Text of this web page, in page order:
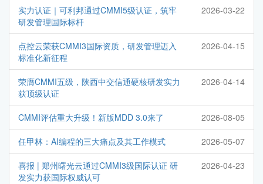
实力认证｜可利邦通过CMMI5级认证，筑牢
研发管理国际标杆
2026-03-22
点控云荣获CMMI3国际资质，研发管理迈入
标准化新征程
2026-04-15
荣膺CMMI五级，陕西中交信通硬核研发实力
获顶级认证
2026-04-14
CMMI评估重大升级！新版MDD 3.0来了 2026-08-05
任甲林：AI编程的三大痛点及其工作模式 2026-05-07
喜报 | 郑州曙光云通过CMMI3级国际认证 研
发实力获国际权威认可
2026-04-23